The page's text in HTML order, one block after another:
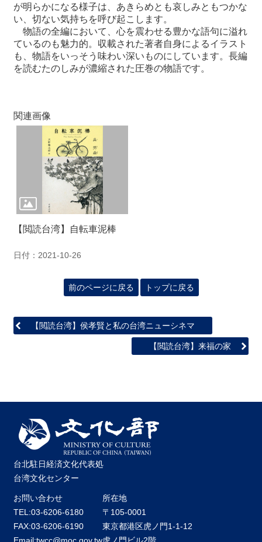
関
リ
ン
ク
ー
プ
が明らかになる様子は、あきらめとも哀しみともつかな
い、切ない気持ちを呼び起こします。
物語の全編において、心を震わせる豊かな語句に溢れ
ているのも魅力的。収載された著者自身によるイラスト
も、物語をいっそう味わい深いものにしています。長編
を読むたのしみが濃縮された圧巻の物語です。
関連画像
【閲読台湾】自転車泥棒
日付：2021-10-26
前のページに戻る トップに戻る
【閲読台湾】侯孝賢と私の台湾ニューシネマ
【閲読台湾】来福の家
台北駐日経済文化代表処
台湾文化センター
お問い合わせ
TEL:03-6206-6180
FAX:03-6206-6190
所在地
〒105-0001
東京都港区虎ノ門1-1-12